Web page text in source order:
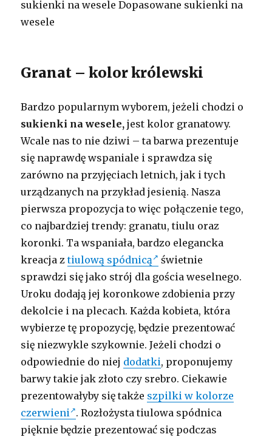
sukienki na wesele Dopasowane sukienki na
wesele
Granat – kolor królewski
Bardzo popularnym wyborem, jeżeli chodzi o
sukienki na wesele, jest kolor granatowy.
Wcale nas to nie dziwi – ta barwa prezentuje
się naprawdę wspaniale i sprawdza się
zarówno na przyjęciach letnich, jak i tych
urządzanych na przykład jesienią. Nasza
pierwsza propozycja to więc połączenie tego,
co najbardziej trendy: granatu, tiulu oraz
koronki. Ta wspaniała, bardzo elegancka
kreacja ztiulową spódnicą
świetnie
sprawdzi się jako strój dla gościa weselnego.
Uroku dodają jej koronkowe zdobienia przy
dekolcie i na plecach. Każda kobieta, która
wybierze tę propozycję, będzie prezentować
się niezwykle szykownie. Jeżeli chodzi o
odpowiednie do niej dodatki, proponujemy
barwy takie jak złoto czy srebro. Ciekawie
prezentowałyby się także szpilki w kolorze
czerwieni . Rozłożysta tiulowa spódnica
pięknie będzie prezentować się podczas